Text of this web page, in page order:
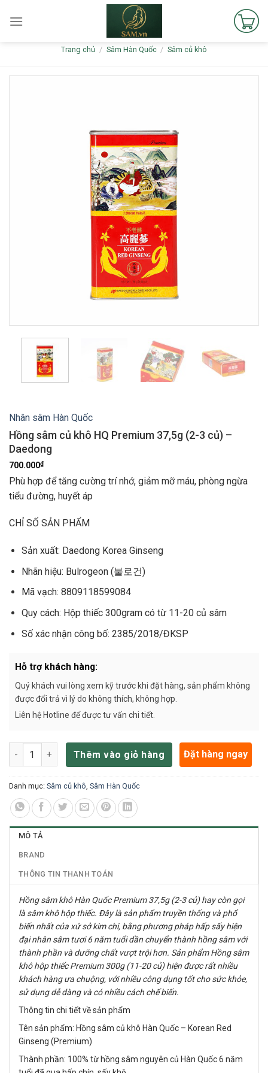
Trang chủ / Sâm Hàn Quốc / Sâm củ khô
Nhân sâm Hàn Quốc
Hồng sâm củ khô HQ Premium 37,5g (2-3 củ) –
Daedong
700.000₫
Phù hợp để tăng cường trí nhớ, giảm mỡ máu, phòng ngừa
tiểu đường, huyết áp
CHỈ SỐ SẢN PHẨM
Sản xuất: Daedong Korea Ginseng
Nhãn hiệu: Bulrogeon (불로건)
Mã vạch: 8809118599084
Quy cách: Hộp thiếc 300gram có từ 11-20 củ sâm
Số xác nhận công bố: 2385/2018/ĐKSP
Hỗ trợ khách hàng:
Quý khách vui lòng xem kỹ trước khi đặt hàng, sản phẩm không
được đổi trả vì lý do không thích, không hợp.
Liên hệ Hotline để được tư vấn chi tiết.
Hồng sâm củ khô HQ Premium 37,5g (2-3 củ) – Daedong số
Thêm vào giỏ hàng Đặt hàng ngay
Danh mục: Sâm củ khô, Sâm Hàn Quốc
MÔ TẢ
BRAND
THÔNG TIN THANH TOÁN
Hồng sâm khô Hàn Quốc Premium 37,5g (2-3 củ) hay còn gọi
là sâm khô hộp thiếc. Đây là sản phẩm truyền thống và phổ
biến nhất của xứ sở kim chi, bằng phương pháp hấp sấy hiện
đại nhân sâm tươi 6 năm tuổi dần chuyển thành hồng sâm với
thành phần và dưỡng chất vượt trội hơn. Sản phẩm Hồng sâm
khô hộp thiếc Premium 300g (11-20 củ) hiện được rất nhiều
khách hàng ưa chuộng, với nhiều công dụng tốt cho sức khỏe,
sử dụng dễ dàng và có nhiều cách chế biến.
Thông tin chi tiết về sản phẩm
Tên sản phẩm: Hồng sâm củ khô Hàn Quốc – Korean Red
Ginseng (Premium)
Thành phần: 100% từ hồng sâm nguyên củ Hàn Quốc 6 năm